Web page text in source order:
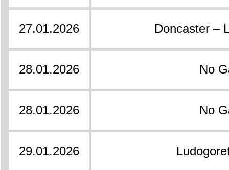
27.01.2026 Doncaster –
28.01.2026 No
28.01.2026 No
29.01.2026